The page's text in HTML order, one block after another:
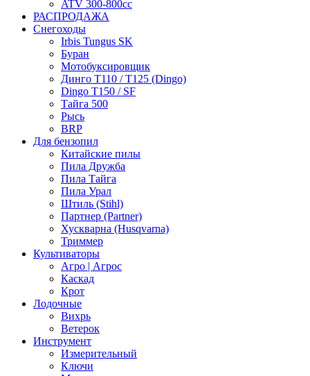
ATV 300-800cc
РАСПРОДАЖА
Снегоходы
Irbis Tungus SK
Буран
Мотобуксировщик
Динго T110 / T125 (Dingo)
Dingo T150 / SF
Тайга 500
Рысь
BRP
Для бензопил
Китайские пилы
Пила Дружба
Пила Тайга
Пила Урал
Штиль (Stihl)
Партнер (Partner)
Хускварна (Husqvarna)
Триммер
Культиваторы
Агро | Агрос
Каскад
Крот
Лодочные
Вихрь
Ветерок
Инструмент
Измерительный
Ключи